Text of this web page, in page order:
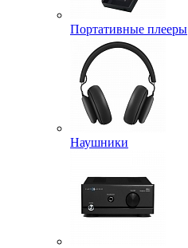
Портативные плееры
Наушники